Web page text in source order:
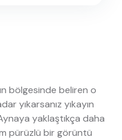
bölgesinde beliren o
yıkarsanız yıkayın
yaklaştıkça daha
pürüzlü bir görüntü